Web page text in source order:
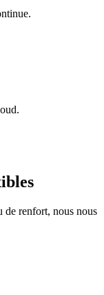
de renfort, nous nous